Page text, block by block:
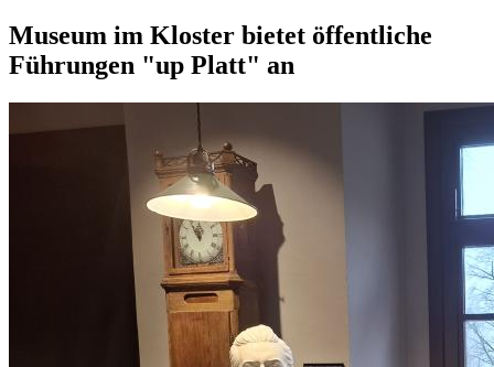
Museum im Kloster bietet öffentliche
Führungen "up Platt" an